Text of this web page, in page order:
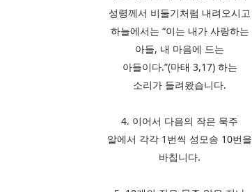
성령께서 비둘기처럼 내려오시고
하늘에서는 “이는 내가 사랑하는
아들, 내 마음에 드는
아들이다.”(마태 3,17) 하는
소리가 들려왔습니다.
4. 이어서 다음의 작은 묵주
알에서 각각 1번씩 성모송 10번을
바칩니다.